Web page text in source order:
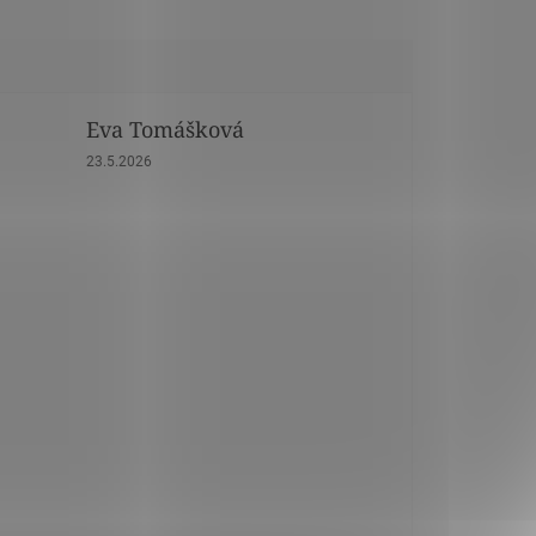
Eva Tomášková
Hodnotenie obchodu je 5 z 5 hviezdičiek.
23.5.2026